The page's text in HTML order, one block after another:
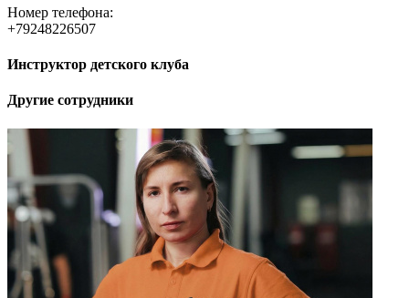
Номер телефона:
+79248226507
Инструктор детского клуба
Другие сотрудники